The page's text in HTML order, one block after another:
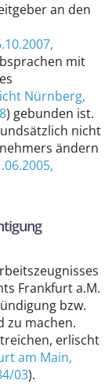
an den
mit
Nürnberg,
) gebunden ist.
nicht
ändern
Frankfurt a.M.
bzw.
zu machen.
erlischt
am Main,
03).